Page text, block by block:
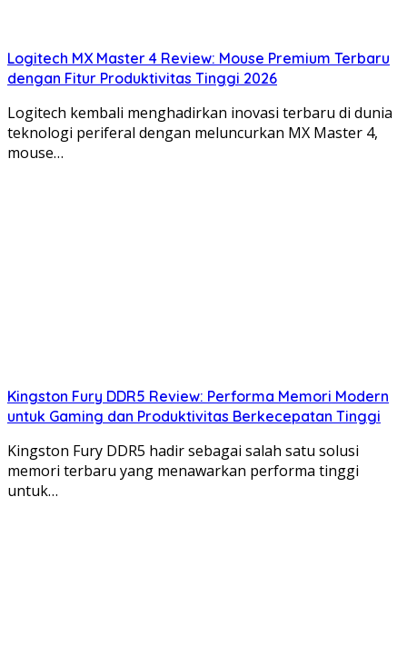
Logitech MX Master 4 Review: Mouse Premium Terbaru
dengan Fitur Produktivitas Tinggi 2026
Logitech kembali menghadirkan inovasi terbaru di dunia
teknologi periferal dengan meluncurkan MX Master 4,
mouse…
Kingston Fury DDR5 Review: Performa Memori Modern
untuk Gaming dan Produktivitas Berkecepatan Tinggi
Kingston Fury DDR5 hadir sebagai salah satu solusi
memori terbaru yang menawarkan performa tinggi
untuk…